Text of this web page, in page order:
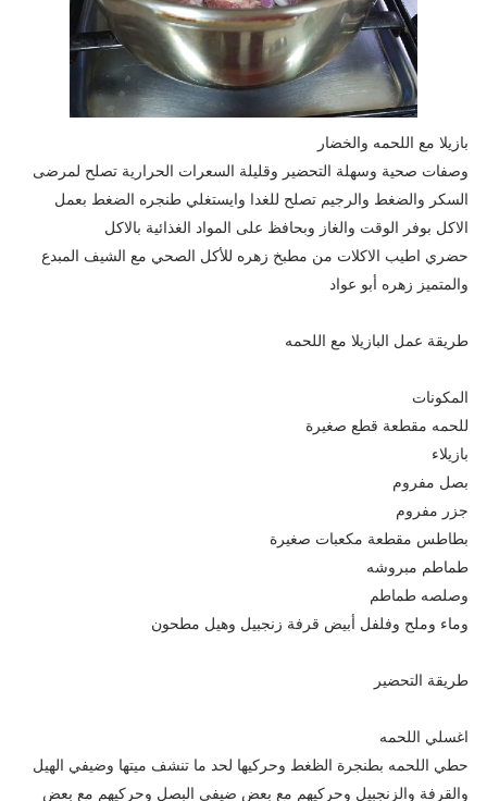
بازيلا مع اللحمه والخضار
وصفات صحية وسهلة التحضير وقليلة السعرات الحرارية تصلح لمرضى
السكر والضغط والرجيم تصلح للغدا وايستغلي طنجره الضغط بعمل
الاكل بوفر الوقت والغاز وبحافظ على المواد الغذائية بالاكل
حضري اطيب الاكلات من مطبخ زهره للأكل الصحي مع الشيف المبدع
والمتميز زهره أبو عواد
طريقة عمل البازيلا مع اللحمه
المكونات
للحمه مقطعة قطع صغيرة
بازيلاء
بصل مفروم
جزر مفروم
بطاطس مقطعة مكعبات صغيرة
طماطم مبروشه
وصلصه طماطم
وماء وملح وفلفل أبيض قرفة زنجبيل وهيل مطحون
طريقة التحضير
اغسلي اللحمه
حطي اللحمه بطنجرة الظغط وحركيها لحد ما تنشف ميتها وضيفي الهيل
والقرفة والزنجبيل وحركيهم مع بعض ضيفي البصل وحركيهم مع بعض